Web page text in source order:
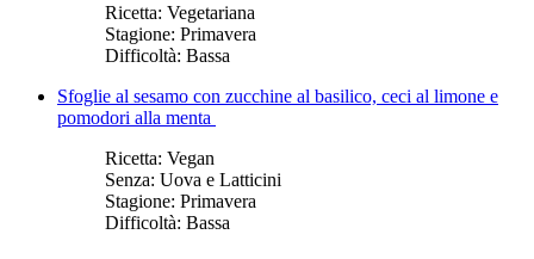
Ricetta: Vegetariana
Stagione: Primavera
Difficoltà: Bassa
Sfoglie al sesamo con zucchine al basilico, ceci al limone e
pomodori alla menta
Ricetta: Vegan
Senza: Uova e Latticini
Stagione: Primavera
Difficoltà: Bassa